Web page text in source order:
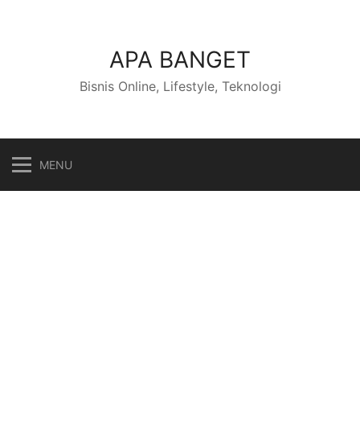
APA BANGET
Bisnis Online, Lifestyle, Teknologi
MENU